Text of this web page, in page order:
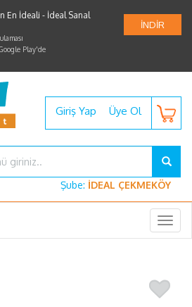
En İdeali - İdeal Sanal
Play'de
İNDİR
Giriş Yap Üye Ol
Şube: İDEAL ÇEKMEKÖY